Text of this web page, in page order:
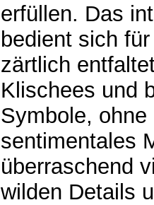
erfüllen. Das
bedient sich
zärtlich
Klischees und
Symbole,
sentimentales
überraschend
wilden Details